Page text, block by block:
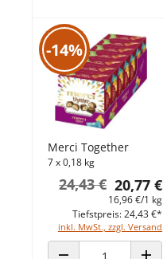
-14%
Merci Together
7 x 0,18 kg
20,77 €
24,43 €
16,96 €/1 kg
inkl. MwSt., zzgl. Versand
Tiefstpreis: 24,43 €*